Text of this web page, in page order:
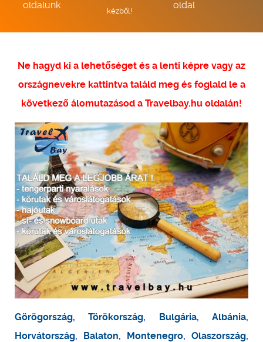
oldalunk
kézből!
oldal
Ne hagyd ki a lehetőséget és a lenti képre vagy az
országnevekre kattintva találd meg és foglald le a
következő álomutazásod a Travelbay.hu oldalán!
Görögország,Törökország, Bulgária,Albánia,
Horvátország, Balaton, Montenegro, Olaszország,